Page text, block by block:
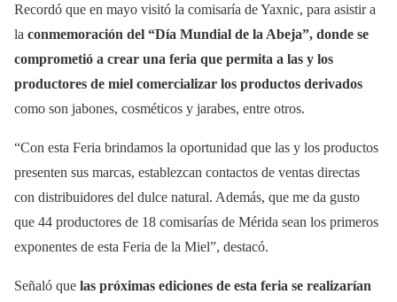
Recordó que en mayo visitó la comisaría de Yaxnic, para asistir a
la conmemoración del “Día Mundial de la Abeja”, donde se
comprometió a crear una feria que permita a las y los
productores de miel comercializar los productos derivados
como son jabones, cosméticos y jarabes, entre otros.
“Con esta Feria brindamos la oportunidad que las y los productos
presenten sus marcas, establezcan contactos de ventas directas
con distribuidores del dulce natural. Además, que me da gusto
que 44 productores de 18 comisarías de Mérida sean los primeros
exponentes de esta Feria de la Miel”, destacó.
Señaló que las próximas ediciones de esta feria se realizarían